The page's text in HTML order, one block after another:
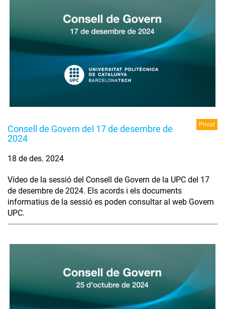
Consell de Govern del 17 de desembre de
2024
Privat
18 de des. 2024
Vídeo de la sessió del Consell de Govern de la UPC del 17
de desembre de 2024. Els acords i els documents
informatius de la sessió es poden consultar al web Govern
UPC.